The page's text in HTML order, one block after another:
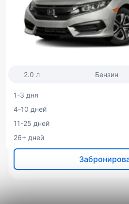
2.0 л Бензин
1-3 дня
4-10 дней
11-25 дней
26+ дней